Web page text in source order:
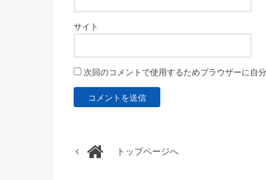
サイト
次回のコメントで使用するためブラウザーに自
トップページへ